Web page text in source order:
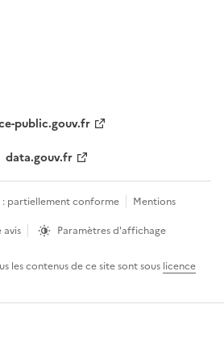
public.gouv.fr
data.gouv.fr
: partiellement conforme
Mentions
avis Paramètres d'affichage
les contenus de ce site sont sous licence